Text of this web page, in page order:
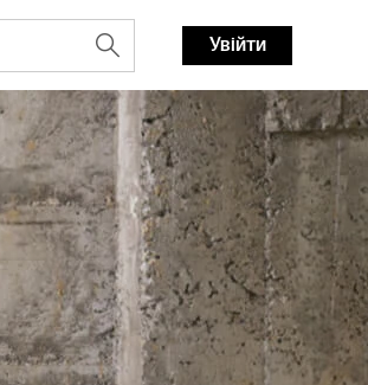
Увійти